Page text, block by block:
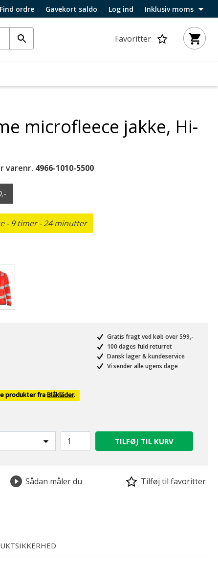
Find ordre Gavekort saldo Log ind Inklusiv moms
Favoritter
microfleece jakke, Hi-
varenr. 4966-1010-5500
- 9 timer - 24 minutter
Gratis fragt ved køb over 599,-
100 dages fuld returret
Dansk lager & kundeservice
Vi sender alle ugens dage
produkter fraBlåkläder.
TILFØJ TIL KURV
Sådan måler du Tilføj til favoritter